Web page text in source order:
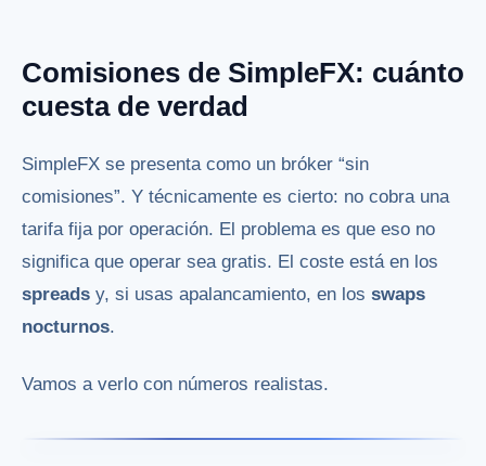
Comisiones de SimpleFX: cuánto
cuesta de verdad
SimpleFX se presenta como un bróker “sin
comisiones”. Y técnicamente es cierto: no cobra una
tarifa fija por operación. El problema es que eso no
significa que operar sea gratis. El coste está en los
spreads y, si usas apalancamiento, en los swaps
nocturnos.
Vamos a verlo con números realistas.